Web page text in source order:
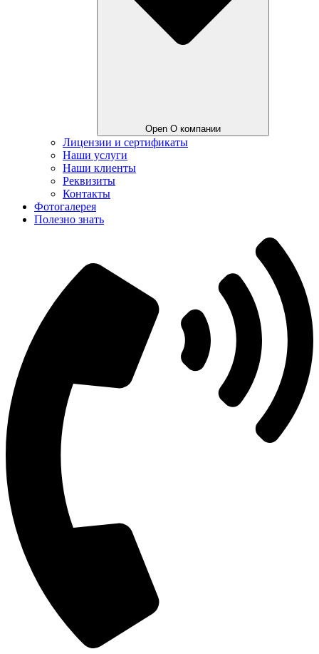
Open О компании
Лицензии и сертификаты
Наши услуги
Наши клиенты
Реквизиты
Контакты
Фотогалерея
Полезно знать